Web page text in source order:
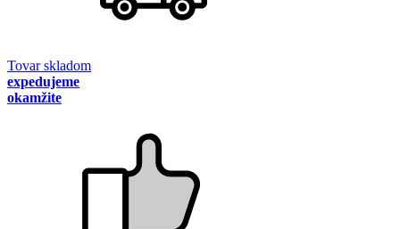
Tovar skladom
expedujeme
okamžite